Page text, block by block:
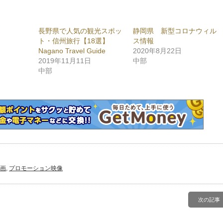
ま
す)
長野県で人気の観光スポッ
ト・信州旅行【18選】
Nagano Travel Guide
2019年11月11日
中部
静岡県 新型コロナウィル
ス情報
2020年8月22日
中部
, プロモーション映像
次の記事